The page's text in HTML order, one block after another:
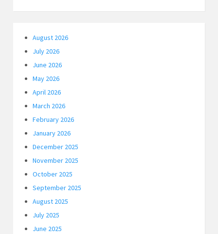
August 2026
July 2026
June 2026
May 2026
April 2026
March 2026
February 2026
January 2026
December 2025
November 2025
October 2025
September 2025
August 2025
July 2025
June 2025